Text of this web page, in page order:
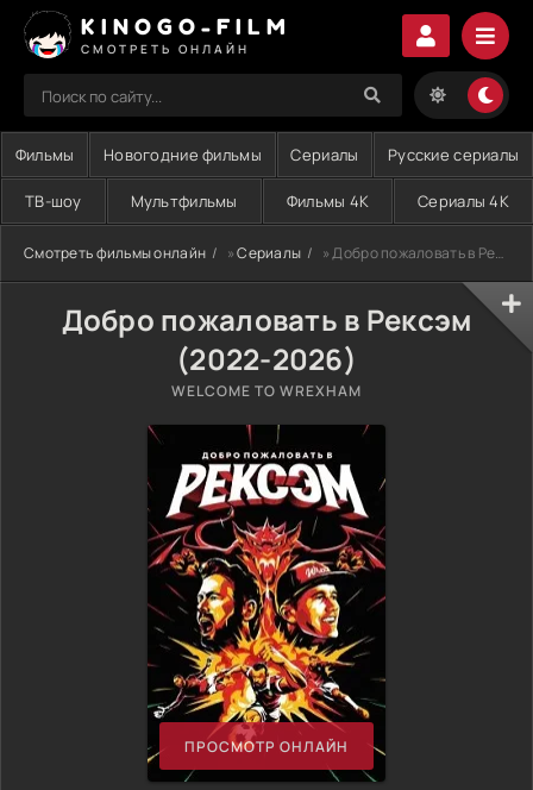
KINOGO-FILM
СМОТРЕТЬ ОНЛАЙН
Фильмы Новогодние фильмы Сериалы Русские сериалы
ТВ-шоу Мультфильмы Фильмы 4K Сериалы 4K
Смотреть фильмы онлайн »Сериалы » Добро пожаловать в Рексэм (2022-2026)
Добро пожаловать в Рексэм
(2022-2026)
WELCOME TO WREXHAM
ПРОСМОТР ОНЛАЙН